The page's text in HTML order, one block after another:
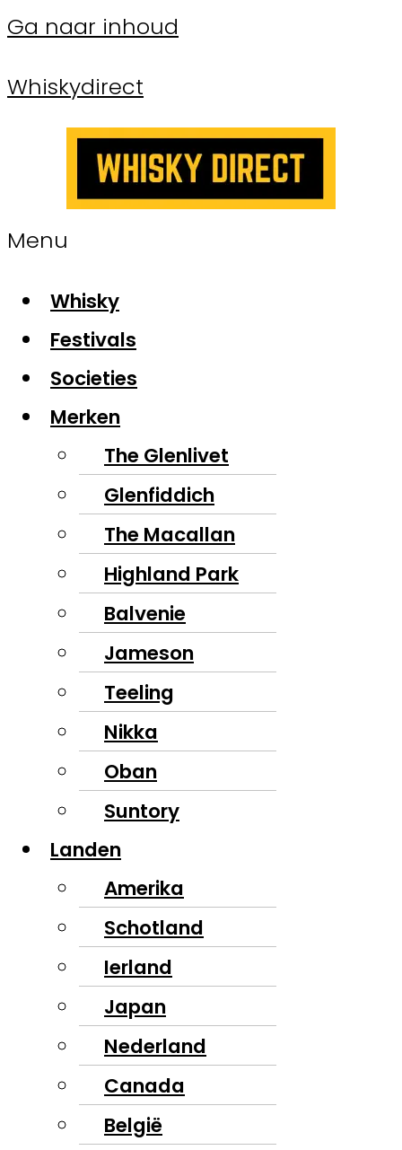
Ga naar inhoud
Whiskydirect
Menu
Whisky
Festivals
Societies
Merken
The Glenlivet
Glenfiddich
The Macallan
Highland Park
Balvenie
Jameson
Teeling
Nikka
Oban
Suntory
Landen
Amerika
Schotland
Ierland
Japan
Nederland
Canada
België